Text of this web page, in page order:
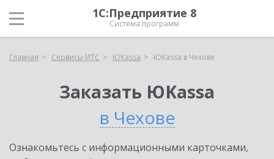
1С:Предприятие 8
Система программ
Главная Сервисы ИТС ЮKassa ЮKassa в Чехове
Заказать ЮKassa
в Чехове
Ознакомьтесь с информационными карточками,